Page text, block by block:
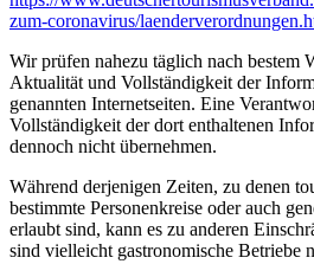
zum-coronavirus/­
Wir prüfen nahezu täglich nach bestem
Aktualität und Vollständigkeit der
genannten Internetseiten. Eine
Vollständigkeit der dort enthaltenen
dennoch nicht übernehmen.
Während derjenigen Zeiten, zu denen
bestimmte Personenkreise oder auch
erlaubt sind, kann es zu anderen
sind vielleicht gastronomische Betriebe